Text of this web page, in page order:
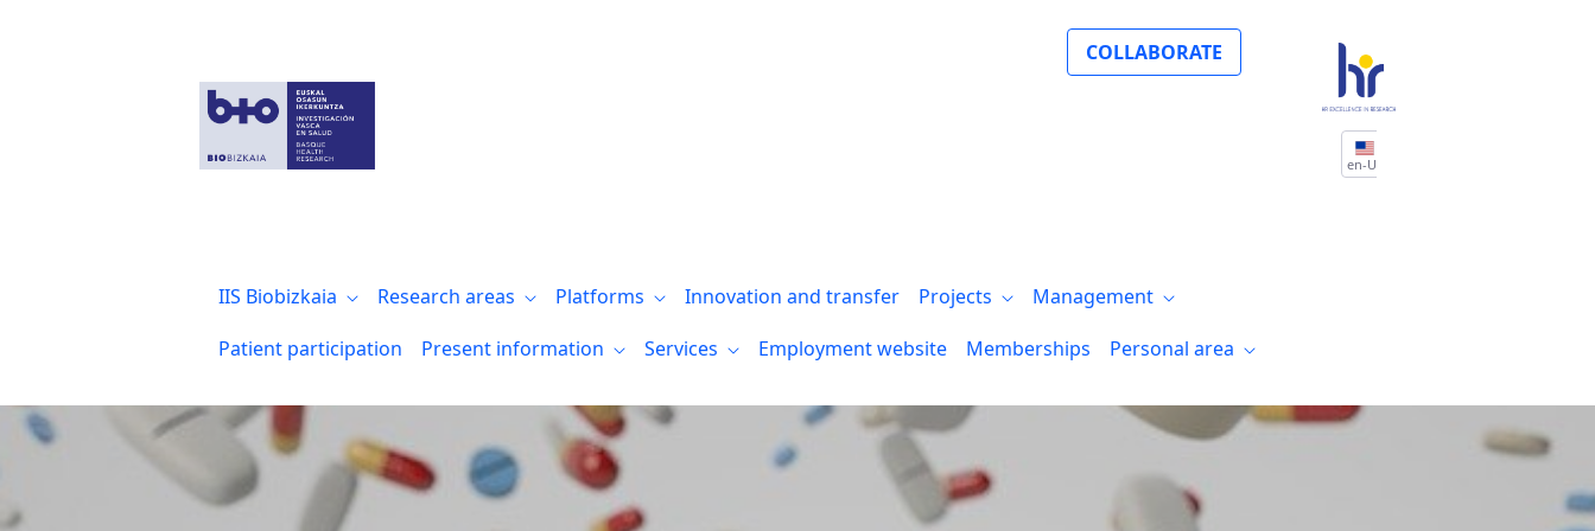
COLLABORATE
en-US
IIS Biobizkaia Research areas Platforms Innovation and transfer Projects
Management
Patient participation
Present information Services Employment website Memberships Personal area